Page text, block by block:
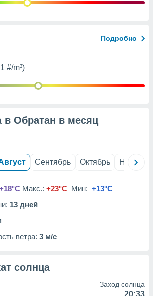
Подробно
#/m³)
в Обратан в месяц
Сентябрь Октябрь Ноябрь
+18°C Макс.: +23°C Мин: +13°C
13 дней
ветра: 3 м/с
солнца
Заход солнца
20:33